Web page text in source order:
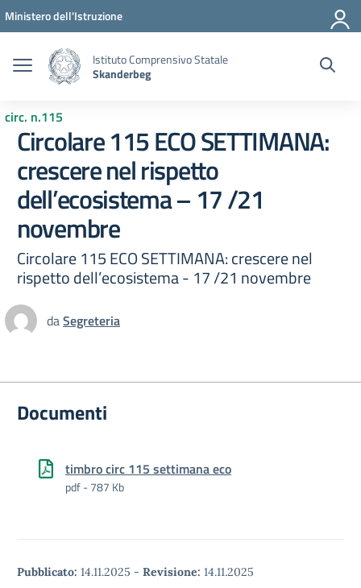
Vai ai contenuti
Vai al menu di navigazione
Vai al footer
Ministero dell'Istruzione
Istituto Comprensivo Statale
Skanderbeg
circ. n.115
Circolare 115 ECO SETTIMANA:
crescere nel rispetto
dell’ecosistema – 17 /21
novembre
Circolare 115 ECO SETTIMANA: crescere nel
rispetto dell’ecosistema - 17 /21 novembre
daSegreteria
Documenti
timbro circ 115 settimana eco
pdf - 787 Kb
Pubblicato: 14.11.2025 - Revisione: 14.11.2025